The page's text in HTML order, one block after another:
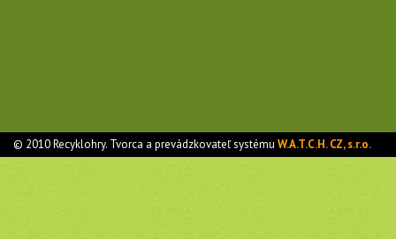
© 2010 Recyklohry. Tvorca a prevádzkovateľ systémuW.A.T.C.H. CZ, s.r.o.